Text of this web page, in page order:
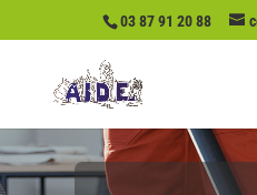
03 87 91 20 88